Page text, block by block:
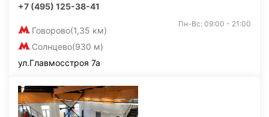
+7 (495) 125-38-41
Говорово(1,35 км)
Солнцево(930 м)
Пн-Вс: 09:00 - 21:00
ул.Главмосстроя 7а